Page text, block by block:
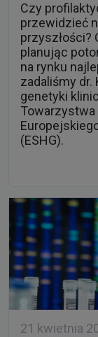
Czy
przewidzieć
przyszłości?
planując
na rynku
zadaliśmy
genetyki
Towarzystwa
(ESHG).
21 kwietnia